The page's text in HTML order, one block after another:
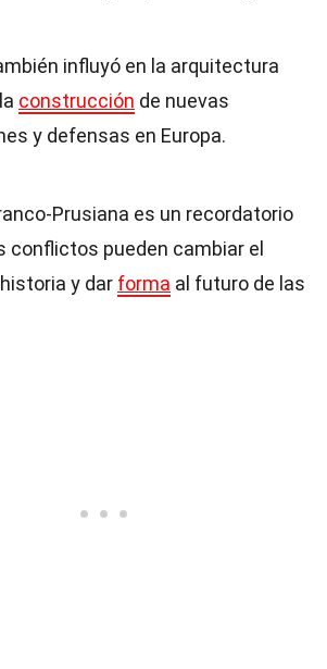
influyó en la arquitectura
construcción de nuevas
y defensas en Europa.
Prusiana es un recordatorio
conflictos pueden cambiar el
y dar forma al futuro de las